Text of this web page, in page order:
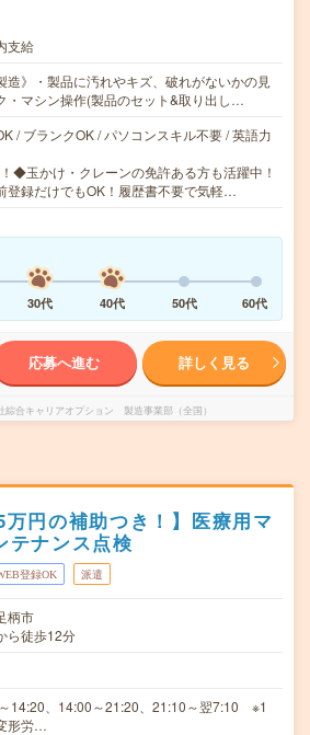
支給
造》・製品に汚れやキズ、破れがないかの見
・マシン操作(製品のセット&取り出し…
/ ブランクOK / パソコンスキル不要 / 英語力
◆玉かけ・クレーンの免許ある方も活躍中！
登録だけでもOK！履歴書不要で気軽…
30代 40代 50代 60代
応募へ進む 詳しく見る
綜合キャリアオプション 製造事業部（全国）
万円の補助つき！】医療用マ
テナンス点検
登録OK 派遣
柄市
ら徒歩12分
14:20、14:00～21:20、21:10～翌7:10 ※1
形労…